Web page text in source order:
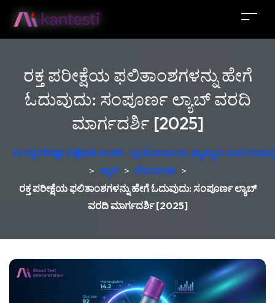
ರಕ್ತ ಪರೀಕ್ಷೆಯ ಫಲಿತಾಂಶಗಳನ್ನು ಹೇಗೆ
ಓದುವುದು: ಸಂಪೂರ್ಣ ಲ್ಯಾಬ್ ವರದಿ
ಮಾರ್ಗದರ್ಶಿ [2025]
AI ರಕ್ತ ಪರೀಕ್ಷಾ ವಿಶ್ಲೇಷಕ ಉಚಿತ - ಪ್ರಯೋಗಾಲಯ ವ್ಯಾಖ್ಯಾನ,
> ಬ್ಲಾಗ್ > ಲೇಖನಗಳು >
ರಕ್ತ ಪರೀಕ್ಷೆಯ ಫಲಿತಾಂಶಗಳನ್ನು ಹೇಗೆ ಓದುವುದು: ಸಂಪೂರ್ಣ ಲ್ಯಾಬ್
ವರದಿ ಮಾರ್ಗದರ್ಶಿ [2025]